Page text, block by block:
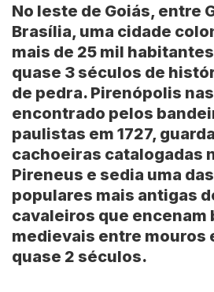
No leste de Goiás, entre
Brasília, uma cidade
mais de 25 mil
quase 3 séculos de
de pedra. Pirenópolis
encontrado pelos
paulistas em 1727,
cachoeiras catalogadas
Pireneus e sedia uma
populares mais antigas
cavaleiros que encenam
medievais entre mouros
quase 2 séculos.